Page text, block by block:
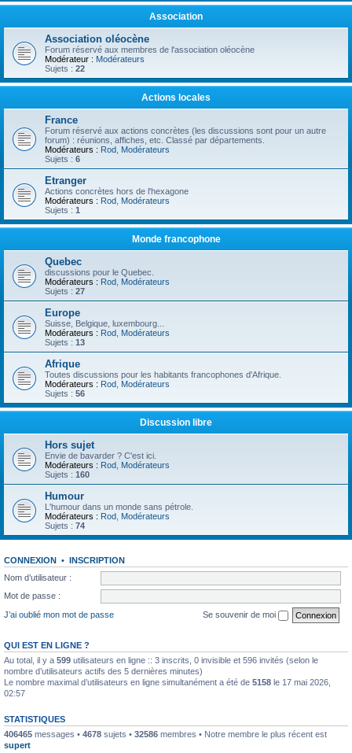
Association
Association oléocène
Forum réservé aux membres de l'association oléocène
Modérateur : Modérateurs
Sujets : 22
Actions locales
France
Forum réservé aux actions concrètes (les discussions sont pour un autre
forum) : réunions, affiches, etc. Classé par départements.
Modérateurs : Rod Modérateurs
Sujets : 6
Etranger
Actions concrètes hors de l'hexagone
Modérateurs : Rod Modérateurs
Sujets : 1
Monde francophone
Quebec
discussions pour le Quebec.
Modérateurs : Rod Modérateurs
Sujets : 27
Europe
Suisse, Belgique, luxembourg...
Modérateurs : Rod Modérateurs
Sujets : 13
Afrique
Toutes discussions pour les habitants francophones d'Afrique.
Modérateurs : Rod Modérateurs
Sujets : 56
Discussion libre
Hors sujet
Envie de bavarder ? C'est ici.
Modérateurs : Rod Modérateurs
Sujets : 160
Humour
L'humour dans un monde sans pétrole.
Modérateurs : Rod Modérateurs
Sujets : 74
CONNEXION • INSCRIPTION
Nom d’utilisateur :
Mot de passe :
J’ai oublié mon mot de passe
Se souvenir de moi
QUI EST EN LIGNE ?
Au total, il y a 599 utilisateurs en ligne :: 3 inscrits, 0 invisible et 596 invités (selon le
nombre d’utilisateurs actifs des 5 dernières minutes)
Le nombre maximal d’utilisateurs en ligne simultanément a été de 5158 le 17 mai 2026,
02:57
STATISTIQUES
406465 messages • 4678 sujets • 32586 membres • Notre membre le plus récent est
supert